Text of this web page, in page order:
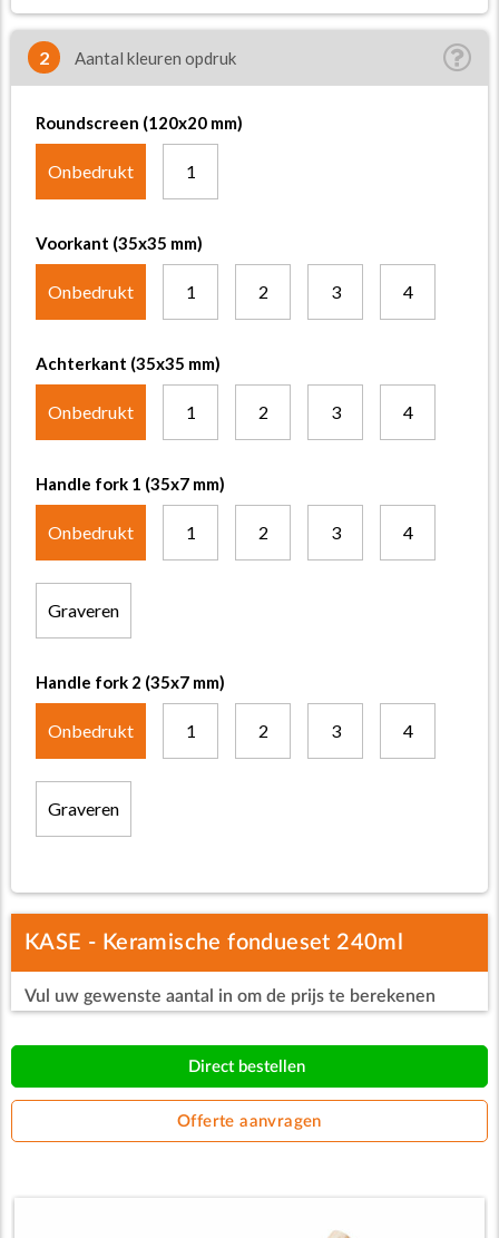
2 Aantal kleuren opdruk
Roundscreen (120x20 mm)
Onbedrukt 1
Voorkant (35x35 mm)
Onbedrukt 1 2 3 4
Achterkant (35x35 mm)
Onbedrukt 1 2 3 4
Handle fork 1 (35x7 mm)
Onbedrukt 1 2 3 4
Graveren
Handle fork 2 (35x7 mm)
Onbedrukt 1 2 3 4
Graveren
KASE - Keramische fondueset 240ml
Vul uw gewenste aantal in om de prijs te berekenen
Direct bestellen
Offerte aanvragen